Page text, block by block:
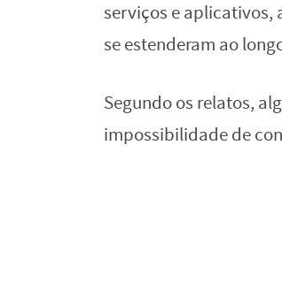
serviços e aplicativos,
se estenderam ao
Segundo os relatos,
impossibilidade de